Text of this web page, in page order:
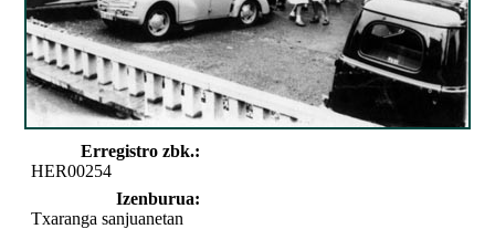
Erregistro zbk.:
HER00254
Izenburua:
Txaranga sanjuanetan